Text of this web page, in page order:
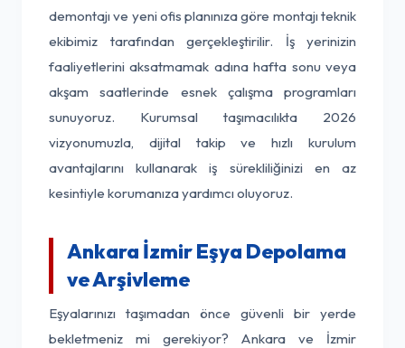
demontajı ve yeni ofis planınıza göre montajı teknik
ekibimiz tarafından gerçekleştirilir. İş yerinizin
faaliyetlerini aksatmamak adına hafta sonu veya
akşam saatlerinde esnek çalışma programları
sunuyoruz. Kurumsal taşımacılıkta 2026
vizyonumuzla, dijital takip ve hızlı kurulum
avantajlarını kullanarak iş sürekliliğinizi en az
kesintiyle korumanıza yardımcı oluyoruz.
Ankara İzmir Eşya Depolama
ve Arşivleme
Eşyalarınızı taşımadan önce güvenli bir yerde
bekletmeniz mi gerekiyor? Ankara ve İzmir